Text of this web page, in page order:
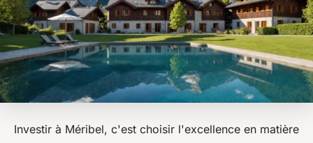
Investir à Méribel, c'est choisir l'excellence en matière